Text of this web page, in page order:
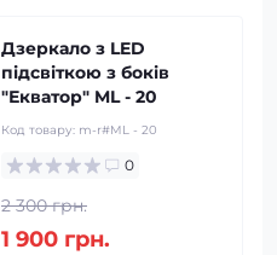
Дзеркало з LED
підсвіткою з боків
"Екватор" ML - 20
Код товару: m-r#ML - 20
0
2 300 грн.
1 900 грн.